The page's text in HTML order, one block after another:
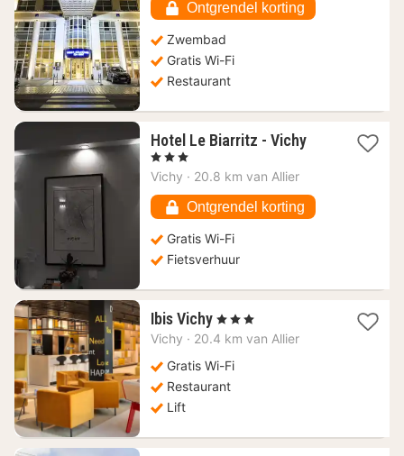
160,85
€
Ontgrendel korting
Zwembad
Gratis Wi-Fi
Restaurant
Hotel Le Biarritz - Vichy1
, 3 Sterren
Vichy · 20.8 km van Allier
Ontgrendel korting
Gratis Wi-Fi
Fietsverhuur
Ibis Vichy 1
nacht
89,72
€
, 3 Sterren
Vichy · 20.4 km van Allier
Gratis Wi-Fi
Restaurant
Lift